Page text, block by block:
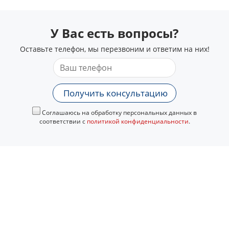
У Вас есть вопросы?
Оставьте телефон, мы перезвоним и ответим на них!
Получить консультацию
Соглашаюсь на обработку персональных данных в
соответствии с политикой конфиденциальности.